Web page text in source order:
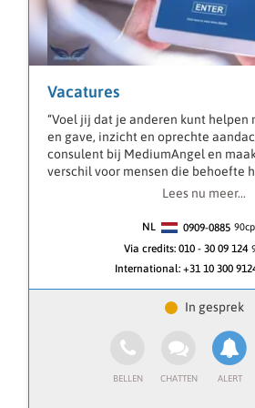
Vacatures
“Voel jij dat je anderen kunt
en gave, inzicht en oprechte
consulent bij MediumAngel en
verschil voor mensen die behoefte
duidelijke en respectvolle
consulent bied je mensen een
vooral heldere inzichten,
ondersteuning op momenten dat zij
Wat je doet
• Mensen begeleiden via telefoon of
• Werken met intuïtie, empathie en
• Een veilige en vertrouwde
Lees nu meer...
NL 0909-0885 90
Via credits: 010 - 30 09 124
International: +31 10 300